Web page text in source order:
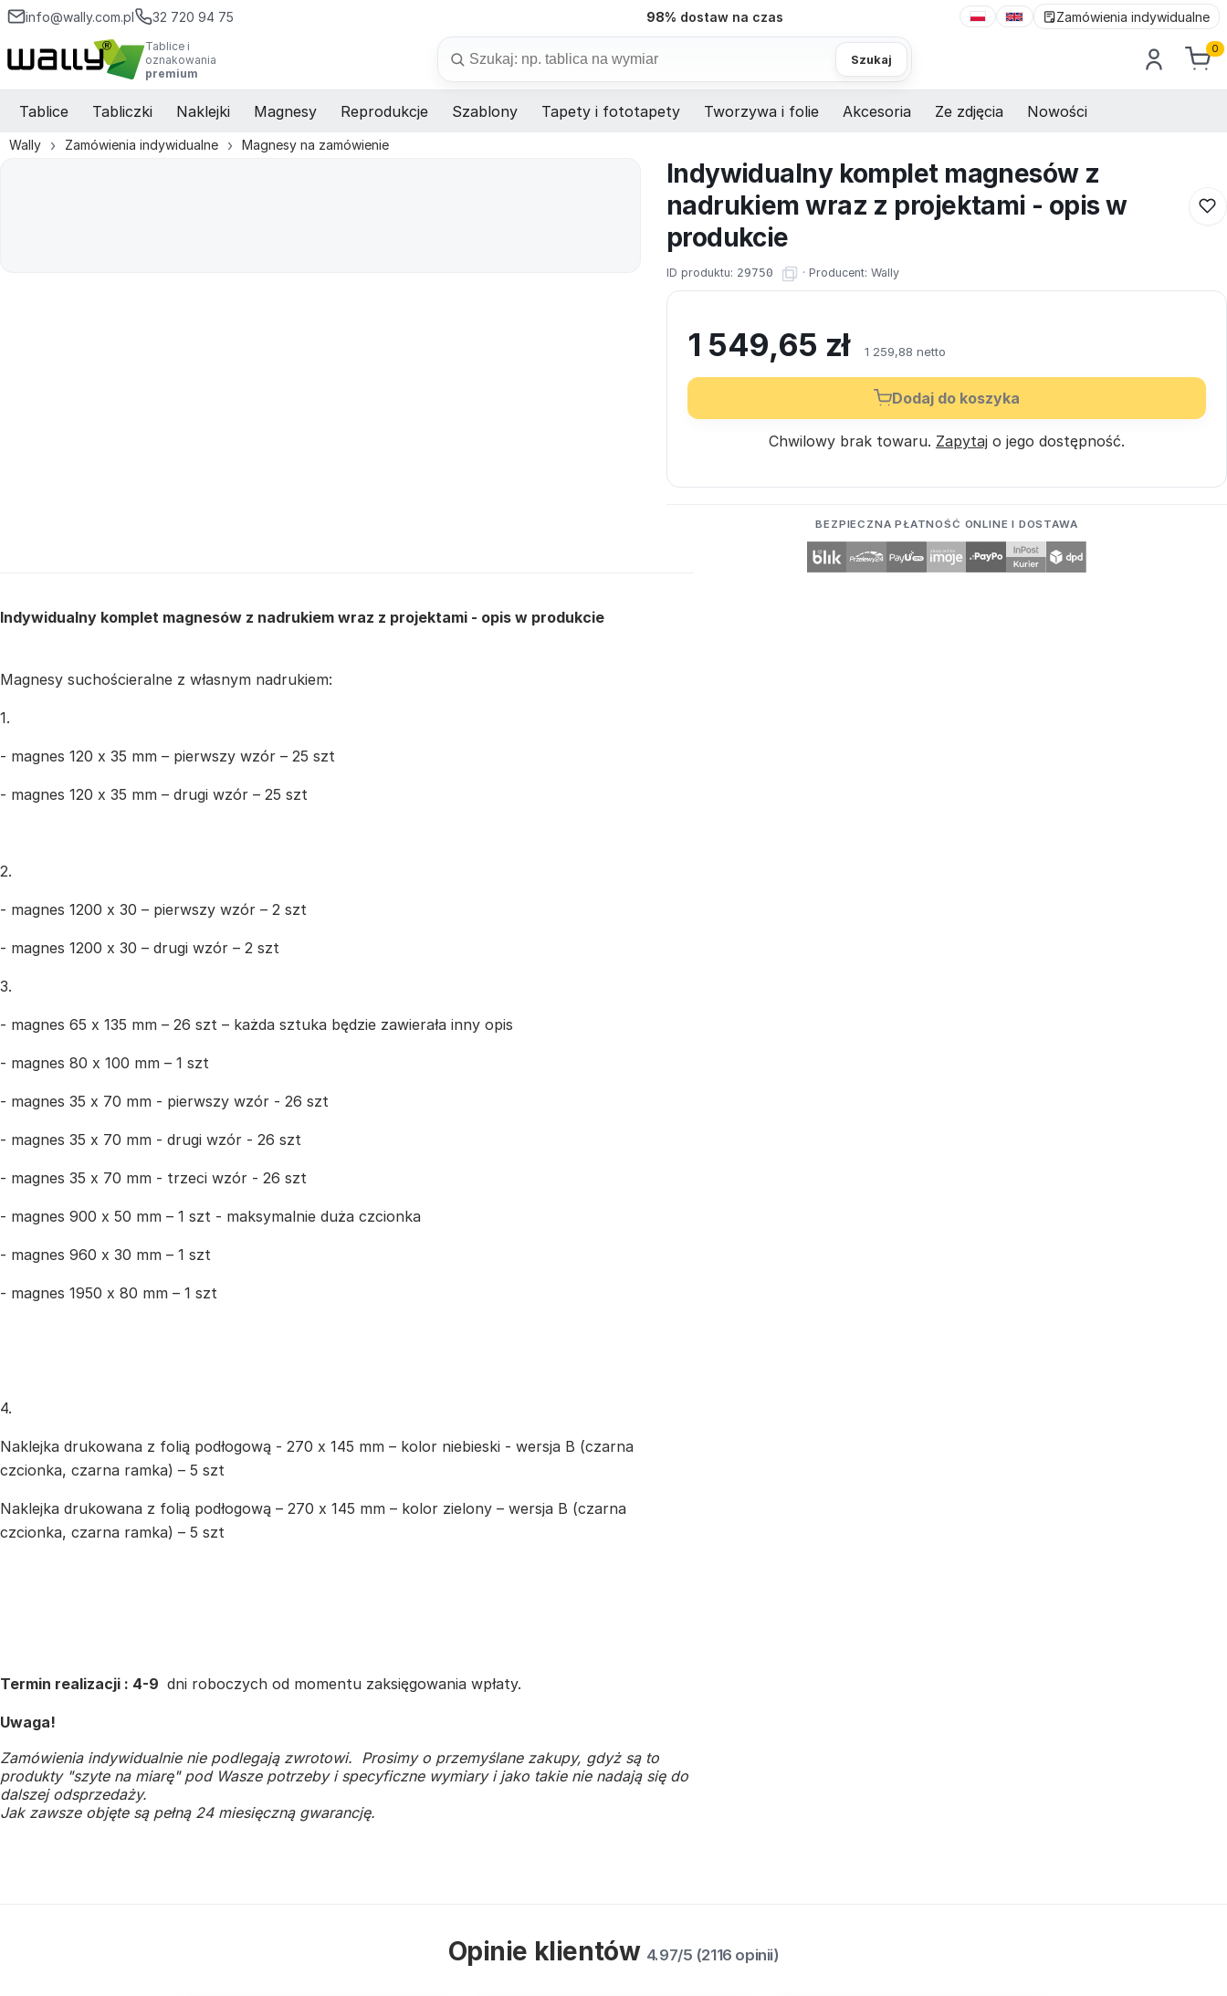
info@wally.com.pl 32 720 94 75 98% dostaw na czas Zamówienia indywidualne
Tablice i
oznakowania
premium
Szukaj
0
Tablice Tabliczki Naklejki Magnesy Reprodukcje Szablony Tapety i fototapety Tworzywa i folie Akcesoria Ze zdjęcia Nowości
Wally Zamówienia indywidualne Magnesy na zamówienie
Indywidualny komplet magnesów z
nadrukiem wraz z projektami - opis w
produkcie
ID produktu: 29750 · Producent: Wally
1 549,65 zł 1 259,88 netto
Dodaj do koszyka
Chwilowy brak towaru. Zapytaj o jego dostępność.
BEZPIECZNA PŁATNOŚĆ ONLINE I DOSTAWA
Indywidualny komplet magnesów z nadrukiem wraz z projektami - opis w produkcie
Magnesy suchościeralne z własnym nadrukiem:
1.
- magnes 120 x 35 mm – pierwszy wzór – 25 szt
- magnes 120 x 35 mm – drugi wzór – 25 szt
2.
- magnes 1200 x 30 – pierwszy wzór – 2 szt
- magnes 1200 x 30 – drugi wzór – 2 szt
3.
- magnes 65 x 135 mm – 26 szt – każda sztuka będzie zawierała inny opis
- magnes 80 x 100 mm – 1 szt
- magnes 35 x 70 mm - pierwszy wzór - 26 szt
- magnes 35 x 70 mm - drugi wzór - 26 szt
- magnes 35 x 70 mm - trzeci wzór - 26 szt
- magnes 900 x 50 mm – 1 szt - maksymalnie duża czcionka
- magnes 960 x 30 mm – 1 szt
- magnes 1950 x 80 mm – 1 szt
4.
Naklejka drukowana z folią podłogową - 270 x 145 mm – kolor niebieski - wersja B (czarna
czcionka, czarna ramka) – 5 szt
Naklejka drukowana z folią podłogową – 270 x 145 mm – kolor zielony – wersja B (czarna
czcionka, czarna ramka) – 5 szt
Termin realizacji : 4-9 dni roboczych od momentu zaksięgowania wpłaty.
Uwaga!
Zamówienia indywidualnie nie podlegają zwrotowi. Prosimy o przemyślane zakupy, gdyż są to
produkty "szyte na miarę" pod Wasze potrzeby i specyficzne wymiary i jako takie nie nadają się do
dalszej odsprzedaży.
Jak zawsze objęte są pełną 24 miesięczną gwarancję.
Opinie klientów 4.97/5 (2116 opinii)